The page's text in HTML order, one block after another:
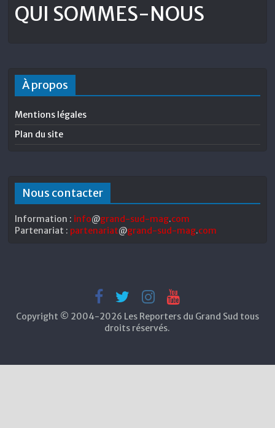
QUI SOMMES-NOUS
À propos
Mentions légales
Plan du site
Nous contacter
Information : info@grand-sud-mag.com
Partenariat : partenariat@grand-sud-mag.com
Copyright © 2004-2026 Les Reporters du Grand Sud tous
droits réservés.